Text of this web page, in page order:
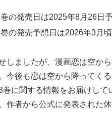
の発売日は2025年8月26日
の発売予想日は2026年3月頃
しましたが、漫画恋は空か
今後も恋は空から降ってく
に関する情報をお届けし
作者から公式に発表された